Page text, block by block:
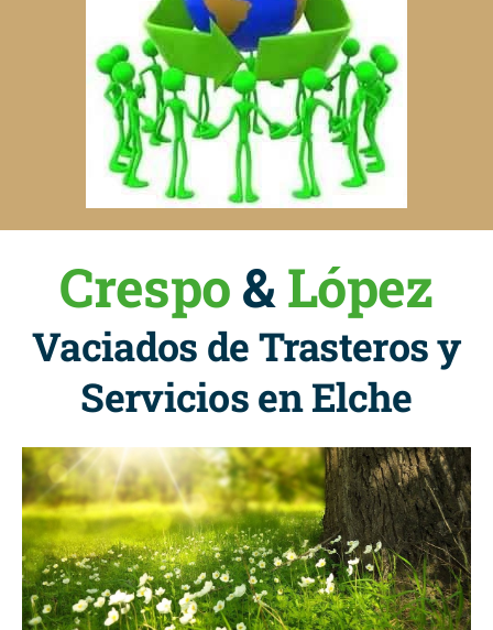
Crespo&López
Vaciados de Trasteros y
Servicios en Elche